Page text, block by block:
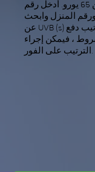
يزيد عن 65 يورو. أدخل رقم UVB الخاص
المنزل وابحث
عن UVB (s) الذي تريد إجراء ترتيب دفع
، فيمكن إجراء
الترتيب على الفور.